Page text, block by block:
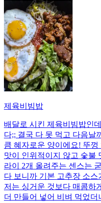
제육비빔밥
배달로 시킨 제육비빔밥인
다;; 결국 다 못 먹고 다음날
큼 혜자로운 양이에요! 뚜껑
맛이 인위적이지 않고 숯불
라이 2개 올려주는 센스는
다 보니까 기본 고추장 소
저는 싱거운 것보다 매콤하
더 만들어 넣어 비벼 먹었